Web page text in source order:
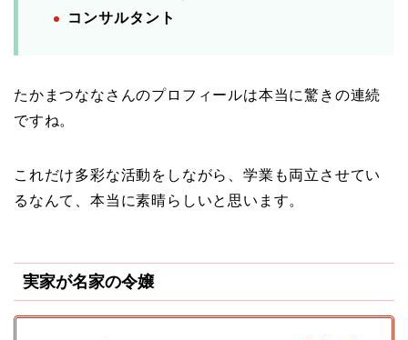
コンサルタント
たかまつななさんのプロフィールは本当に驚きの連続
ですね。
これだけ多彩な活動をしながら、学業も両立させてい
るなんて、本当に素晴らしいと思います。
実家が名家の令嬢